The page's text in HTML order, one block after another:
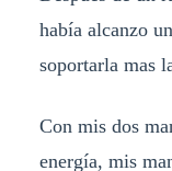
había alcanzo
soportarla mas
Con mis dos
energía, mis